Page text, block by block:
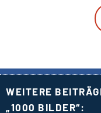
WEITERE
„1000 BILDER“: